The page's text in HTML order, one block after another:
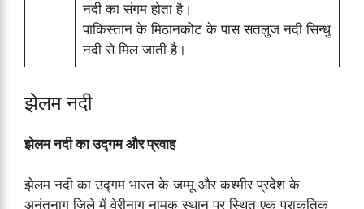
नदी का संगम होता है।
पाकिस्तान के मिठानकोट के पास सतलुज नदी सिन्धु
नदी से मिल जाती है।
झेलम नदी
झेलम नदी का उद्गम और प्रवाह
झेलम नदी का उद्गम भारत के जम्मू और कश्मीर प्रदेश के
अनंतनाग जिले में वेरीनाग नामक स्थान पर स्थित एक प्राकृतिक